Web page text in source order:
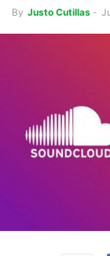
By Justo Cutillas -